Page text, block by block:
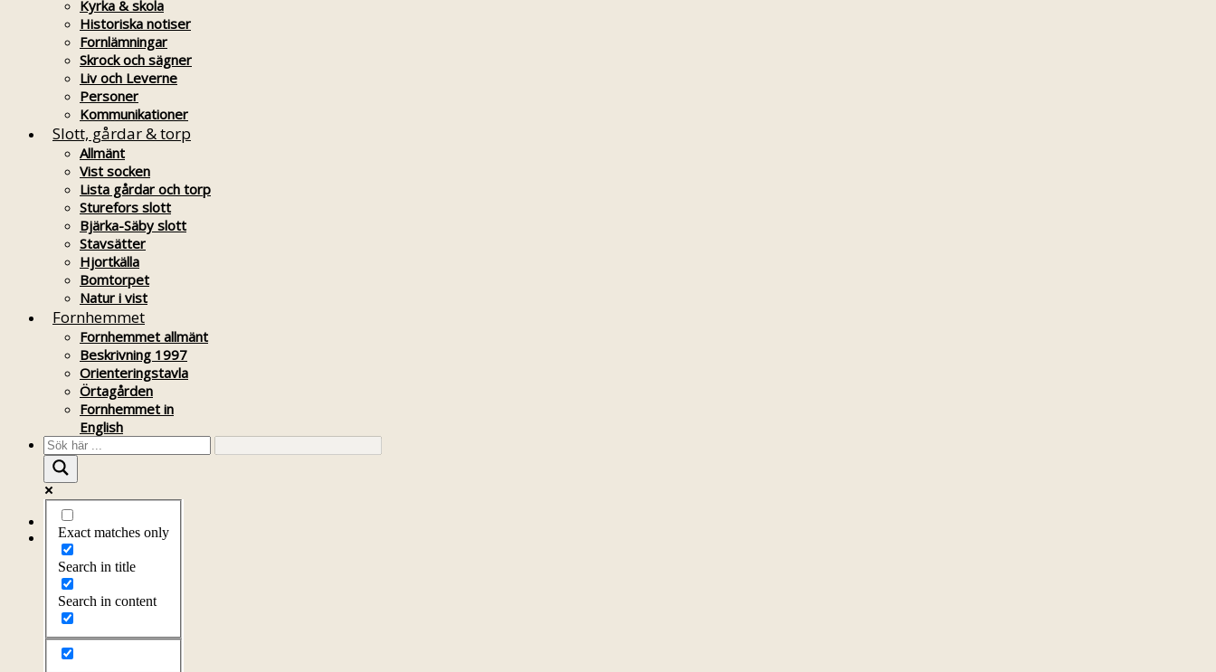
Kyrka & skola
Historiska notiser
Fornlämningar
Skrock och sägner
Liv och Leverne
Personer
Kommunikationer
Slott, gårdar & torp
Allmänt
Vist socken
Lista gårdar och torp
Sturefors slott
Bjärka-Säby slott
Stavsätter
Hjortkälla
Bomtorpet
Natur i vist
Fornhemmet
Fornhemmet allmänt
Beskrivning 1997
Orienteringstavla
Örtagården
Fornhemmet in
English
Exact matches only
Search in title
Search in content
Startsida
Om föreningen
Årsprogram
Kontakt
Styrelsen
Litteratur